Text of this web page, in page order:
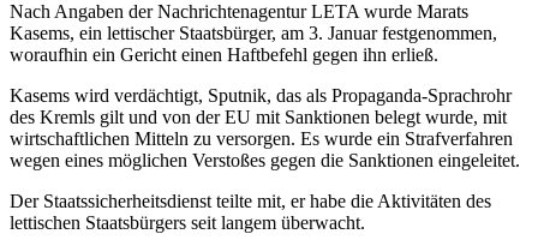
Nach Angaben der Nachrichtenagentur LETA wurde Marats
Kasems, ein lettischer Staatsbürger, am 3. Januar festgenommen,
woraufhin ein Gericht einen Haftbefehl gegen ihn erließ.
Kasems wird verdächtigt, Sputnik, das als Propaganda-Sprachrohr
des Kremls gilt und von der EU mit Sanktionen belegt wurde, mit
wirtschaftlichen Mitteln zu versorgen. Es wurde ein Strafverfahren
wegen eines möglichen Verstoßes gegen die Sanktionen eingeleitet.
Der Staatssicherheitsdienst teilte mit, er habe die Aktivitäten des
lettischen Staatsbürgers seit langem überwacht.